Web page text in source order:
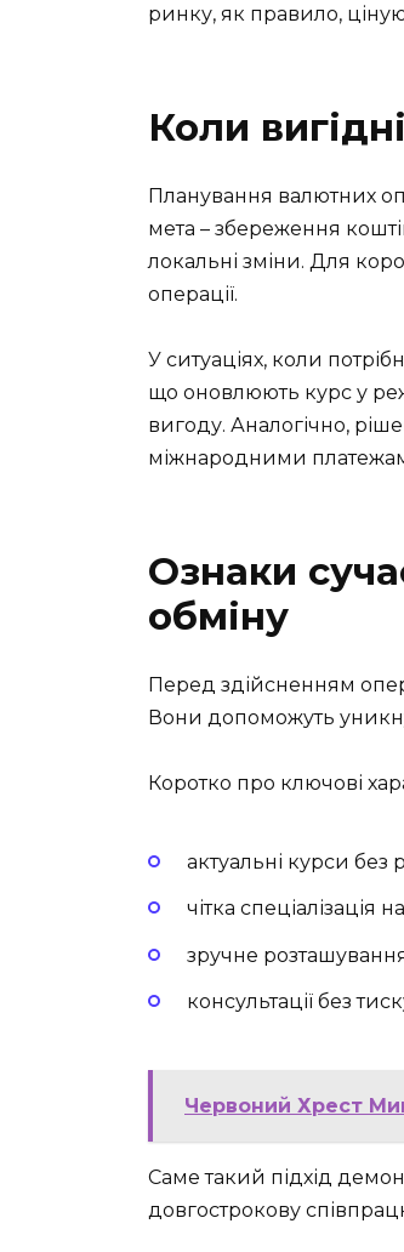
ринку, як правило,
Коли
Планування валютних
мета – збереження
локальні зміни. Для
операції.
У ситуаціях, коли
що оновлюють курс у
вигоду. Аналогічно,
міжнародними
Ознаки
обміну
Перед здійсненням
Вони допоможуть
Коротко про ключові
актуальні курси без
чітка спеціалізація
зручне
консультації без
Червоний Хрест
Саме такий підхід
довгострокову